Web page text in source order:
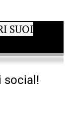
SUOI
social!